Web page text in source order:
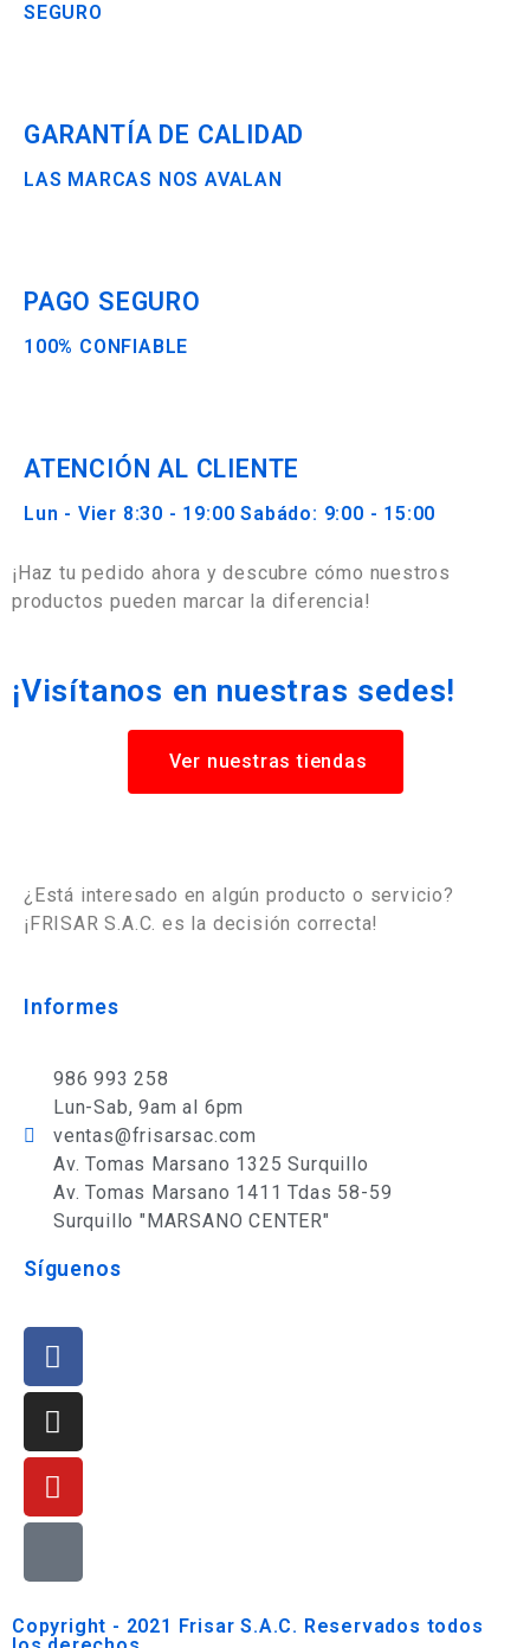
SEGURO
GARANTÍA DE CALIDAD
LAS MARCAS NOS AVALAN
PAGO SEGURO
100% CONFIABLE
ATENCIÓN AL CLIENTE
Lun - Vier 8:30 - 19:00 Sabádo: 9:00 - 15:00
¡Haz tu pedido ahora y descubre cómo nuestros
productos pueden marcar la diferencia!
¡Visítanos en nuestras sedes!
Ver nuestras tiendas
¿Está interesado en algún producto o servicio?
¡FRISAR S.A.C. es la decisión correcta!
Informes
986 993 258
Lun-Sab, 9am al 6pm
ventas@frisarsac.com
Av. Tomas Marsano 1325 Surquillo
Av. Tomas Marsano 1411 Tdas 58-59
Surquillo "MARSANO CENTER"
Síguenos
Copyright - 2021 Frisar S.A.C. Reservados todos